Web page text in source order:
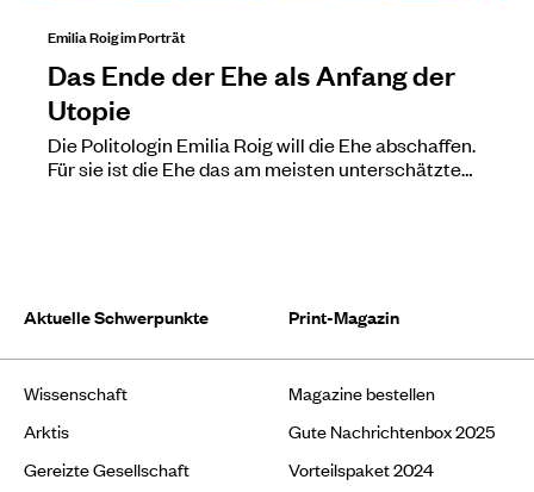
Emilia Roig im Porträt
Das Ende der Ehe als Anfang der
Utopie
Die Politologin Emilia Roig will die Ehe abschaffen.
Für sie ist die Ehe das am meisten unterschätzte…
Aktuelle Schwerpunkte
Wissenschaft
Arktis
Gereizte Gesellschaft
Print-Magazin
Magazine bestellen
Gute Nachrichtenbox 2025
Vorteilspaket 2024